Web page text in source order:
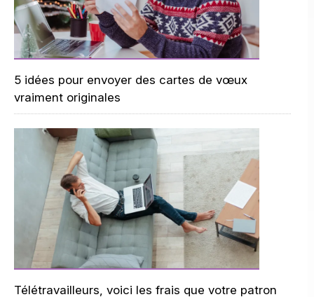
5 idées pour envoyer des cartes de vœux
vraiment originales
Télétravailleurs, voici les frais que votre patron